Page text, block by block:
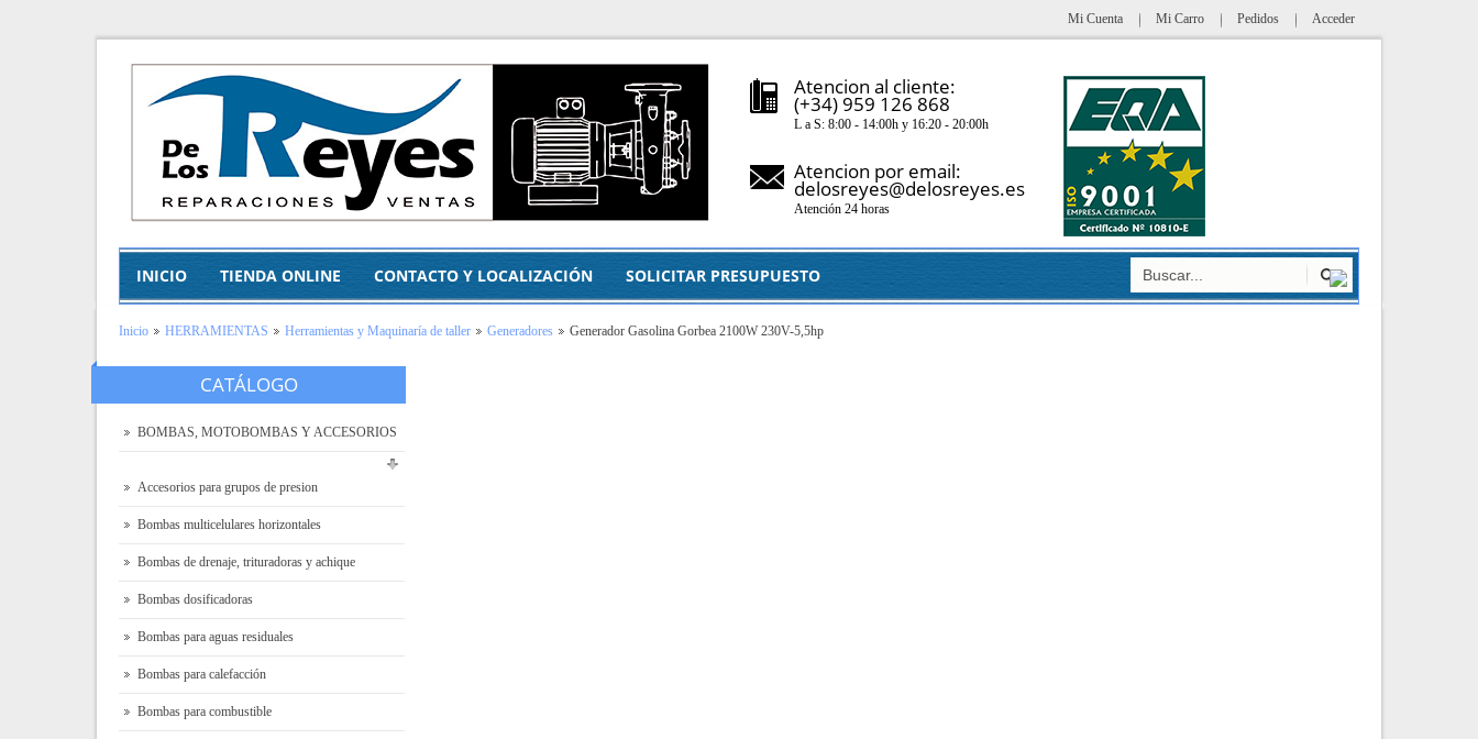
Mi Cuenta Mi Carro Pedidos Acceder
Atencion al cliente:
(+34) 959 126 868
L a S: 8:00 - 14:00h y 16:20 - 20:00h
Atencion por email:
delosreyes@delosreyes.es
Atención 24 horas
INICIO TIENDA ONLINE CONTACTO Y LOCALIZACIÓN SOLICITAR PRESUPUESTO
Inicio HERRAMIENTAS Herramientas y Maquinaría de taller Generadores Generador Gasolina Gorbea 2100W 230V-5,5hp
CATÁLOGO
BOMBAS, MOTOBOMBAS Y ACCESORIOS
Accesorios para grupos de presion
Bombas multicelulares horizontales
Bombas de drenaje, trituradoras y achique
Bombas dosificadoras
Bombas para aguas residuales
Bombas para calefacción
Bombas para combustible